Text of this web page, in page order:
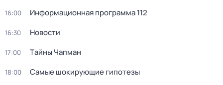
16:00 Информационная программа 112
16:30 Новости
17:00 Тaйны Чапман
18:00 Самые шoкиpующие гипотезы